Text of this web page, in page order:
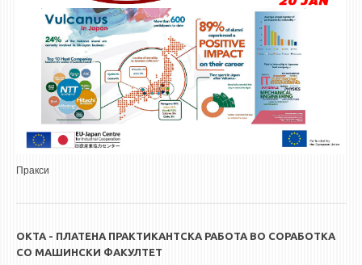
Пракси
ОКТА - ПЛАТЕНА ПРАКТИКАНТСКА РАБОТА ВО СОРАБОТКА
СО МАШИНСКИ ФАКУЛТЕТ